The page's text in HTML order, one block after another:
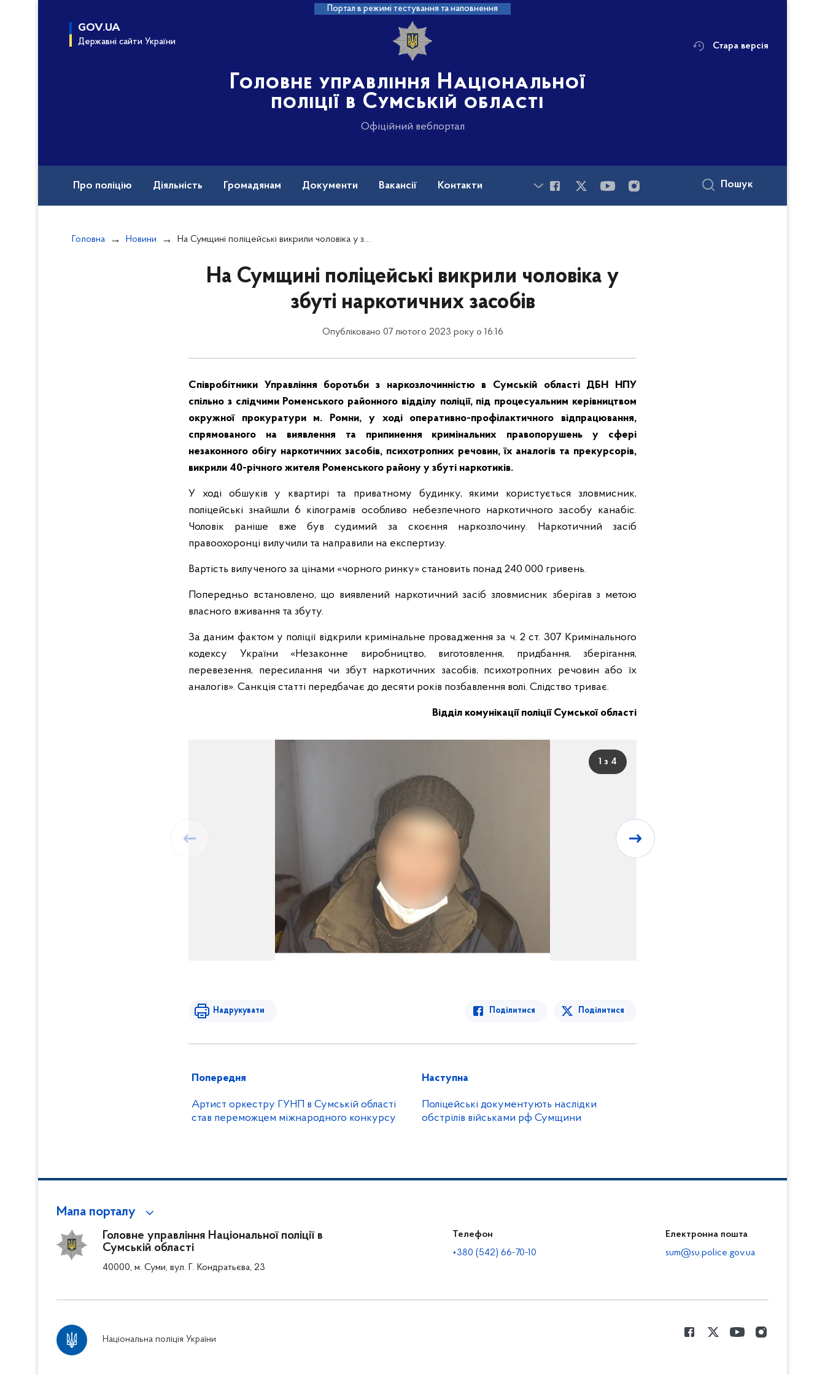
Портал в режимі тестування та наповнення
GOV.UA
Державні сайти України
Головне управління Національної
поліції в Сумській області
Офіційний вебпортал
Стара версія
Про поліцію Діяльність Громадянам Документи Вакансії Контакти Пошук
Головна Новини На Сумщині поліцейські викрили чоловіка у збуті наркотичних засобів
На Сумщині поліцейські викрили чоловіка у
збуті наркотичних засобів
Опубліковано 07 лютого 2023 року о 16:16
Співробітники Управління боротьби з наркозлочинністю в Сумській області ДБН НПУ
спільно з слідчими Роменського районного відділу поліції, під процесуальним керівництвом
окружної прокуратури м. Ромни, у ході оперативно-профілактичного відпрацювання,
спрямованого на виявлення та припинення кримінальних правопорушень у сфері
незаконного обігу наркотичних засобів, психотропних речовин, їх аналогів та прекурсорів,
викрили 40-річного жителя Роменського району у збуті наркотиків.
У ході обшуків у квартирі та приватному будинку, якими користується зловмисник,
поліцейські знайшли 6 кілограмів особливо небезпечного наркотичного засобу канабіс.
Чоловік раніше вже був судимий за скоєння наркозлочину. Наркотичний засіб
правоохоронці вилучили та направили на експертизу.
Вартість вилученого за цінами «чорного ринку» становить понад 240 000 гривень.
Попередньо встановлено, що виявлений наркотичний засіб зловмисник зберігав з метою
власного вживання та збуту.
За даним фактом у поліції відкрили кримінальне провадження за ч. 2 ст. 307 Кримінального
кодексу України «Незаконне виробництво, виготовлення, придбання, зберігання,
перевезення, пересилання чи збут наркотичних засобів, психотропних речовин або їх
аналогів». Санкція статті передбачає до десяти років позбавлення волі. Слідство триває.
Відділ комунікації поліції Сумської області
1 з 4
Надрукувати Поділитися Поділитися
Попередня
Артист оркестру ГУНП в Сумській області
став переможцем міжнародного конкурсу
Наступна
Поліцейські документують наслідки
обстрілів військами рф Сумщини
Мапа порталу
Головне управління Національної поліції в
Сумській області
40000, м. Суми, вул. Г. Кондратьєва, 23
Телефон
+380 (542) 66-70-10
Електронна пошта
sum@su.police.gov.ua
Національна поліція України